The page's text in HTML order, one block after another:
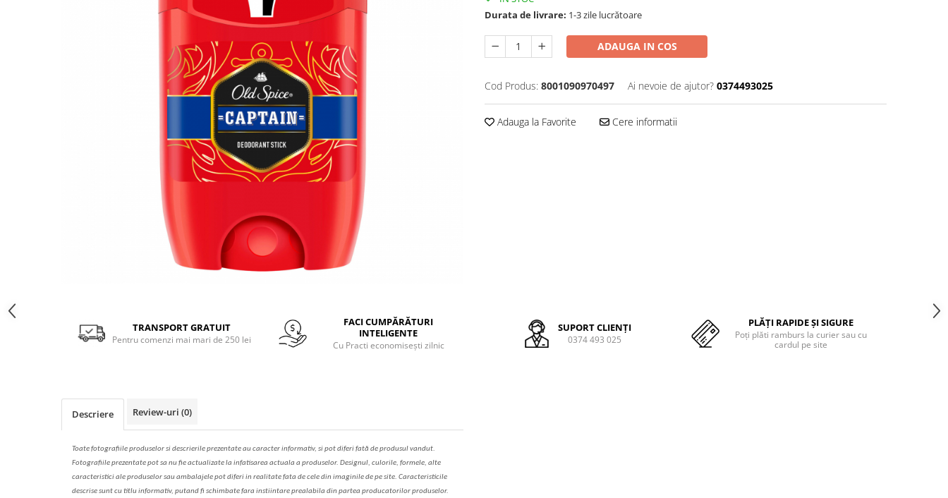
Solutie de indepartat rugina si
Produse pentru curatarea tenului
Tratament pentru par, conditioner
pentru par, masca de par
Vata demachianta
Facebook
Durata de livrare: 1-3 zile lucrătoare
ADAUGA IN COS
Cod Produs: 8001090970497 Ai nevoie de ajutor? 0374493025
Adauga la Favorite Cere informatii
TRANSPORT GRATUIT
Pentru comenzi mai mari de 250 lei
FACI CUMPĂRĂTURI
INTELIGENTE
Cu Practi economisești zilnic
SUPORT CLIENȚI
0374 493 025
PLĂȚI RAPIDE ȘI SIGURE
Poți plăti ramburs la curier sau cu
cardul pe site
Descriere Review-uri (0)
Toate fotografiile produselorsidescrierileprezentate au caracter informativ, si pot diferi fată de produsul vandut.
Fotografiile prezentate pot sa nu fie actualizate la infatisarea actuala a produselor. Designul, culorile, formele, alte
caracteristici ale produselor sau ambalajele pot diferi in realitate fata de cele din imaginile de pe site. Caracteristicile
descrise sunt cu titlu informativ, putand fi schimbate fara instiintare prealabila din partea producatorilor produselor.